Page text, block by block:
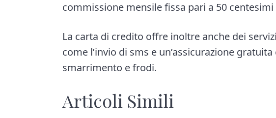
commissione mensile fissa pari a 50
La carta di credito offre inoltre anche dei
come l’invio di sms e un’assicurazione
smarrimento e frodi.
Articoli Simili